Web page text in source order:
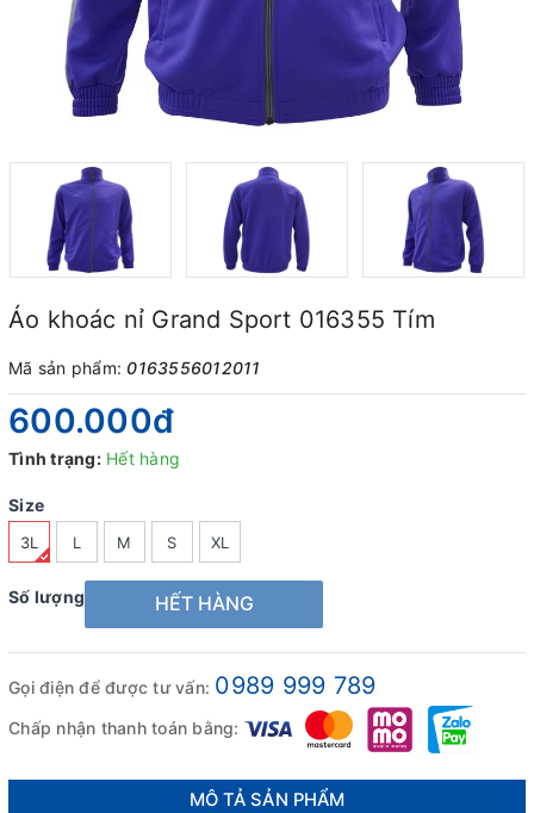
Áo khoác nỉ Grand Sport 016355 Tím
Mã sản phẩm: 0163556012011
600.000₫
Tình trạng: Hết hàng
Size
3L L M S XL
Số lượng HẾT HÀNG
Gọi điện để được tư vấn: 0989 999 789
Chấp nhận thanh toán bằng:
MÔ TẢ SẢN PHẨM